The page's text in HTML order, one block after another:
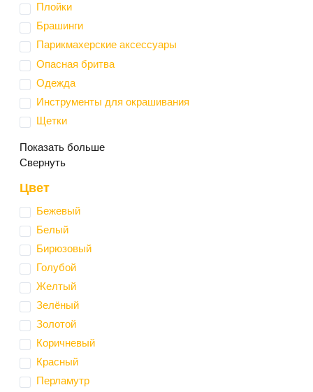
Плойки
Брашинги
Парикмахерские аксессуары
Опасная бритва
Одежда
Инструменты для окрашивания
Щетки
Показать больше
Свернуть
Цвет
Бежевый
Белый
Бирюзовый
Голубой
Желтый
Зелёный
Золотой
Коричневый
Красный
Перламутр